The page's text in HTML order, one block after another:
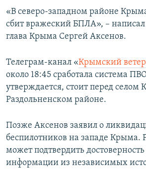
ТЕЛЕПРОЕКТ КРЫМ.РЕАЛИИ
СОВЕТЫ ПРАВОЗАЩИТНИКОВ
ПОБЕДИТЕЛЕЙ НЕ СУДЯТ?
КРЫМ.НЕПОКОРЕННЫЙ
ELIFBE
Українською
Qırımtatar
ПРИСОЕДИНЯЙТЕСЬ!
Все сайты RFE/RL
«В северо-западном районе
сбит вражеский БПЛА», –
глава Крыма Сергей Аксенов.
Телеграм-канал «Крымский ветер
около 18:45 сработала система
утверждается, стоит перед селом
Раздольненском районе.
Позже Аксенов заявил о
беспилотников на западе Крыма.
может подтвердить
информации из независимых